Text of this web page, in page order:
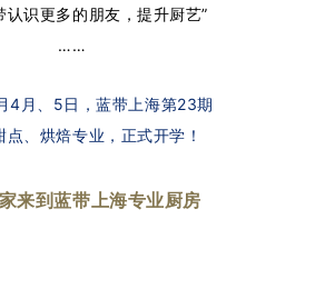
认识更多的朋友，提升厨艺”
……
4月、5日，蓝带上海第23期
点、烘焙专业，正式开学！
来到蓝带上海专业厨房